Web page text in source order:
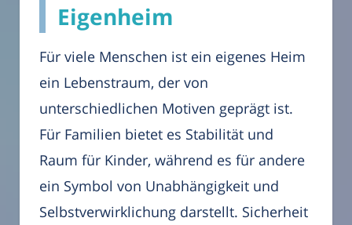
Eigenheim
Für viele Menschen ist ein eigenes Heim
ein Lebenstraum, der von
unterschiedlichen Motiven geprägt ist.
Für Familien bietet es Stabilität und
Raum für Kinder, während es für andere
ein Symbol von Unabhängigkeit und
Selbstverwirklichung darstellt. Sicherheit